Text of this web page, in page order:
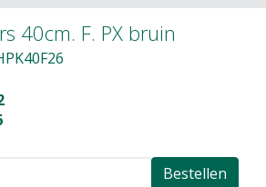
40cm. F. PX bruin
Bestellen